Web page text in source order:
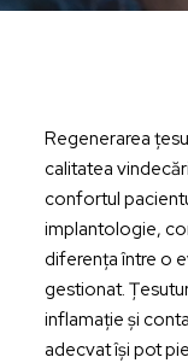
Regenerarea
calitatea
confortul
implantologie,
diferența între o
gestionat.
inflamație și
adecvat își pot